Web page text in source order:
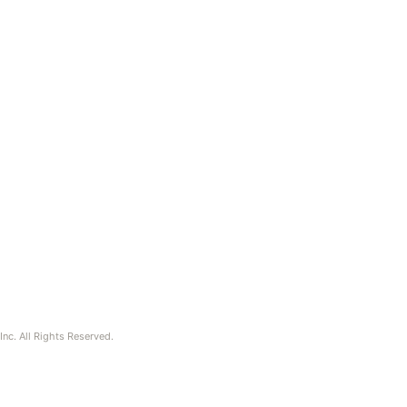
All Rights Reserved.